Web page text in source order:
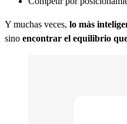
Y muchas veces, lo más
sino encontrar el equilibrio